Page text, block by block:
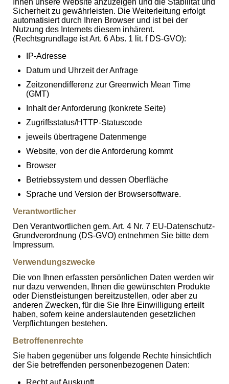
Ihnen unsere Website anzuzeigen und die Stabilität und
Sicherheit zu gewährleisten. Die Weiterleitung erfolgt
automatisiert durch Ihren Browser und ist bei der
Nutzung des Internets diesem inhärent.
(Rechtsgrundlage ist Art. 6 Abs. 1 lit. f DS-GVO):
IP-Adresse
Datum und Uhrzeit der Anfrage
Zeitzonendifferenz zur Greenwich Mean Time
(GMT)
Inhalt der Anforderung (konkrete Seite)
Zugriffsstatus/HTTP-Statuscode
jeweils übertragene Datenmenge
Website, von der die Anforderung kommt
Browser
Betriebssystem und dessen Oberfläche
Sprache und Version der Browsersoftware.
Verantwortlicher
Den Verantwortlichen gem. Art. 4 Nr. 7 EU-Datenschutz-
Grundverordnung (DS-GVO) entnehmen Sie bitte dem
Impressum.
Verwendungszwecke
Die von Ihnen erfassten persönlichen Daten werden wir
nur dazu verwenden, Ihnen die gewünschten Produkte
oder Dienstleistungen bereitzustellen, oder aber zu
anderen Zwecken, für die Sie Ihre Einwilligung erteilt
haben, sofern keine anderslautenden gesetzlichen
Verpflichtungen bestehen.
Betroffenenrechte
Sie haben gegenüber uns folgende Rechte hinsichtlich
der Sie betreffenden personenbezogenen Daten:
Recht auf Auskunft,